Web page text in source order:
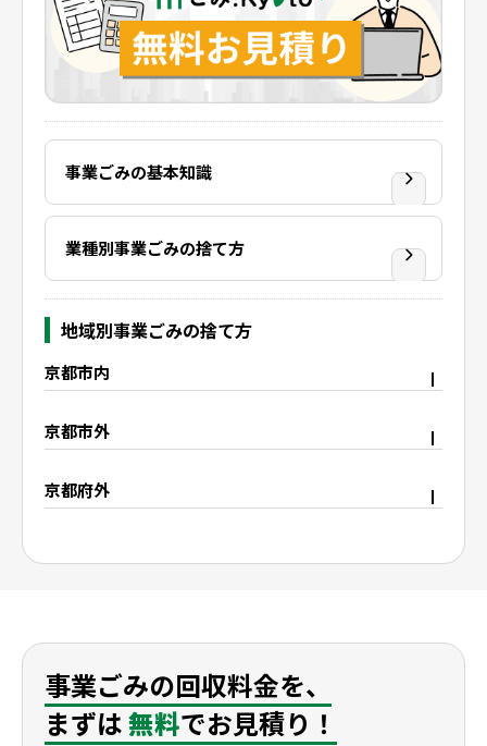
事業ごみの基本知識
業種別事業ごみの捨て方
地域別事業ごみの捨て方
京都市内
京都市中京区
京都市下京区
京都市西京区
京都市山科区
京都市南区
京都市外
八幡市
城陽市
京都府外
滋賀県大津市
滋賀県栗東市
事業ごみの回収料金を、
まずは無料でお見積り！